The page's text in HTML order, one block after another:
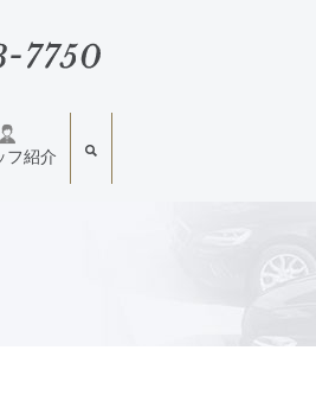
フ紹介